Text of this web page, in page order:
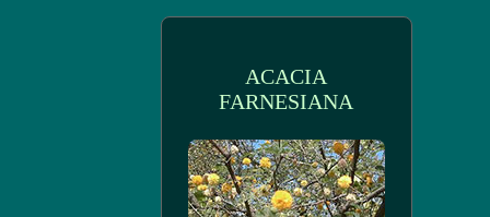
ACACIA
FARNESIANA